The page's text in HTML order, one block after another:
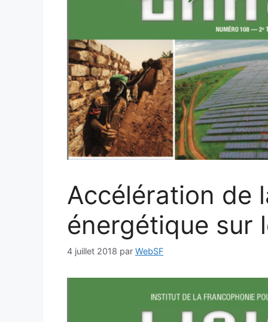
Accélération de
énergétique sur
4 juillet 2018 par WebSF